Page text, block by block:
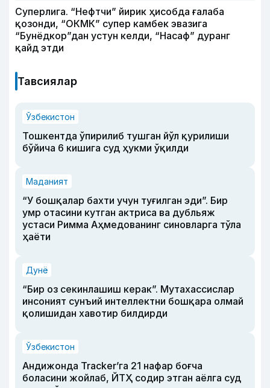
Суперлига. “Нефтчи” йирик ҳисобда ғалаба
қозонди, “ОКМК” супер камбек эвазига
“Бунёдкор”дан устун келди, “Насаф” дуранг
қайд этди
Тавсиялар
Ўзбекистон
Тошкентда ўпирилиб тушган йўл қурилиши
бўйича 6 кишига суд ҳукми ўқилди
Маданият
“У бошқалар бахти учун туғилган эди”. Бир
умр отасини кутган актриса ва дубльяж
устаси Римма Аҳмедованинг синовларга тўла
ҳаёти
Дунё
“Бир оз секинлашиш керак”. Мутахассислар
инсоният сунъий интеллектни бошқара олмай
қолишидан хавотир билдирди
Ўзбекистон
Андижонда Tracker’га 21 нафар боғча
боласини жойлаб, ЙТҲ содир этган аёлга суд